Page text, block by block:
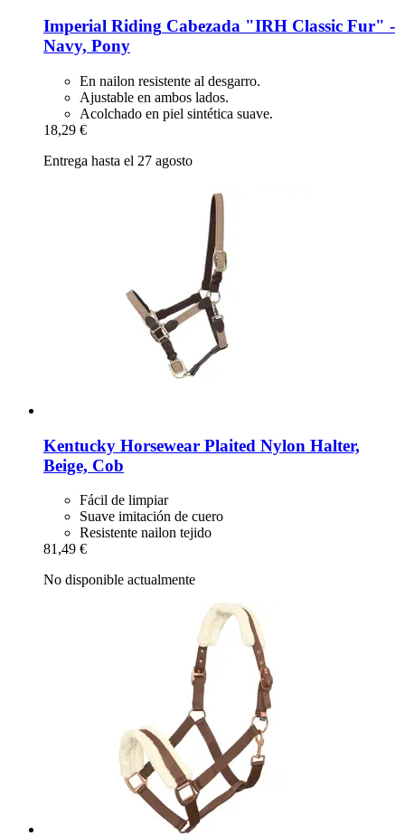
Imperial Riding Cabezada "IRH Classic Fur" -​
Navy, Pony
En nailon resistente al desgarro.
Ajustable en ambos lados.
Acolchado en piel sintética suave.
18,29 €
Entrega hasta el 27 agosto
Kentucky Horsewear Plaited Nylon Halter,
Beige, Cob
Fácil de limpiar
Suave imitación de cuero
Resistente nailon tejido
81,49 €
No disponible actualmente